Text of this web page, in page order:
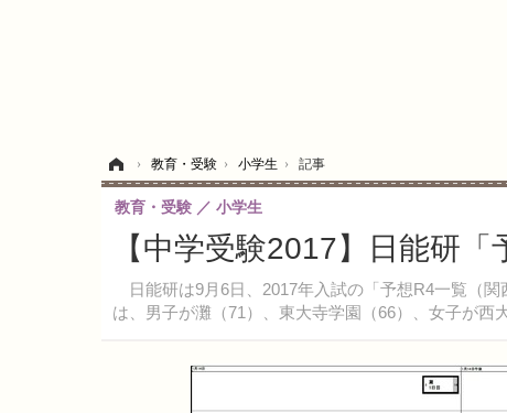
› 教育・受験 › 小学生 › 記事
【中学受験2017】日能研
日能研は9月6日、2017年入試の「予想R4一覧（
は、男子が灘（71）、東大寺学園（66）、女子が西
教育・受験 小学生